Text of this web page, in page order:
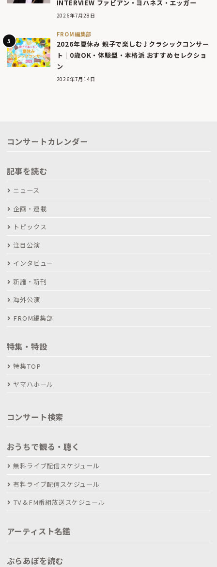
INTERVIEW ファビアン・ヨハネス・エッガー
2026年7月28日
FROM編集部
2026年夏休み 親子で楽しむ♪クラシックコンサー
ト｜0歳OK・体験型・本格派 おすすめセレクショ
ン
2026年7月14日
コンサートカレンダー
記事を読む
ニュース
企画・連載
トピックス
注目公演
インタビュー
新譜・新刊
海外公演
FROM編集部
特集・特設
特集TOP
ヤマハホール
コンサート検索
おうちで観る・聴く
無料ライブ配信スケジュール
有料ライブ配信スケジュール
TV＆FM番組放送スケジュール
アーティスト名鑑
ぶらあぼを読む